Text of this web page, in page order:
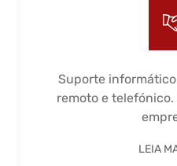
Suporte
remoto e
LEIA